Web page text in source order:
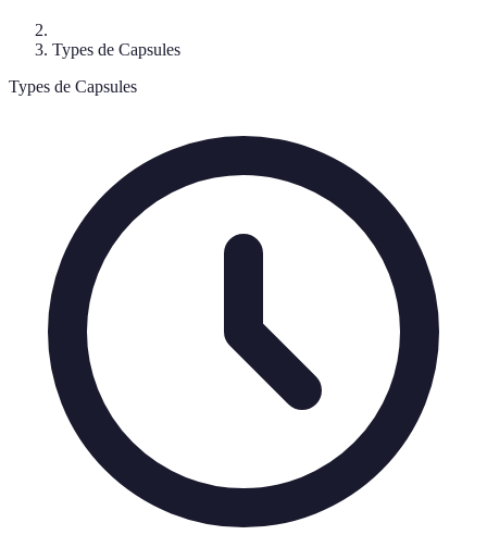
Types de Capsules
Types de Capsules